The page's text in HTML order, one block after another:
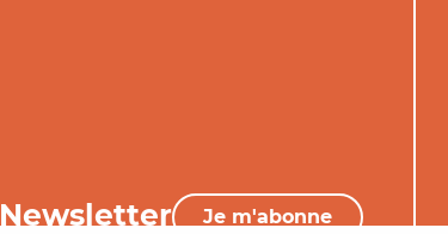
Newsletter Je m'abonne